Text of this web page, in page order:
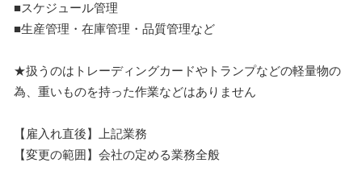
■スケジュール管理
■生産管理・在庫管理・品質管理など
★扱うのはトレーディングカードやトランプなどの軽量物の
為、重いものを持った作業などはありません
【雇入れ直後】上記業務
【変更の範囲】会社の定める業務全般